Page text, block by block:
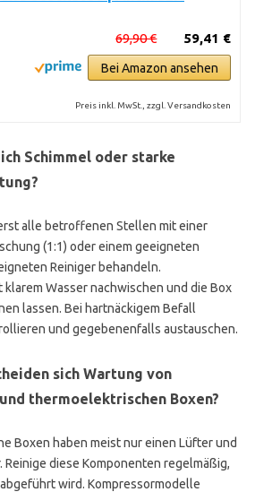
59,41 €
69,90 €
Bei Amazon ansehen
Preis inkl. MwSt., zzgl. Versandkosten
Schimmel oder starke
alle betroffenen Stellen mit einer
(1:1) oder einem geeigneten
Reiniger behandeln.
Wasser nachwischen und die Box
lassen. Bei hartnäckigem Befall
und gegebenenfalls austauschen.
sich Wartung von
thermoelektrischen Boxen?
Boxen haben meist nur einen Lüfter und
Reinige diese Komponenten regelmäßig,
wird. Kompressormodelle